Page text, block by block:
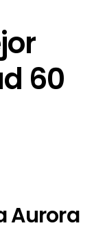
60
Aurora